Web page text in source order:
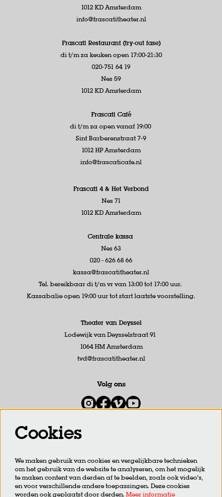
1012 KD Amsterdam
info@frascatitheater.nl
Frascati Restaurant (try-out fase)
di t/m za keuken open 17:00-21:30
020-751 64 19
Nes 59
1012 KD Amsterdam
Frascati Café
di t/m za open vanaf 19:00
Sint Barberenstraat 7-9
1012 HP Amsterdam
info@frascaticafe.nl
Frascati 4 & Het Verbond
Nes 71
1012 KD Amsterdam
Centrale kassa
Nes 63
020 - 626 68 66
kassa@frascatitheater.nl
Tel. bereikbaar di t/m vr van 13:00 tot 17:00 uur.
Kassabalie open 19:00 uur tot start laatste voorstelling.
Theater van Deyssel
Lodewijk van Deysselstraat 91
1064 HM Amsterdam
tvd@frascatitheater.nl
Volg ons
Meld je aan voor de nieuwsbrief
AANMELDEN
Cookies
We maken gebruik van cookies en vergelijkbare technieken
om het gebruik van de website te analyseren, om het mogelijk
te maken content van derden af te beelden, zoals ook video’s,
en voor verschillende andere toepassingen. Deze cookies
worden ook geplaatst door derden. Meer informatie